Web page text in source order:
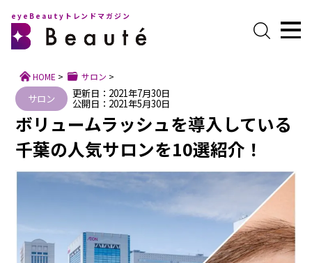
eyeBeautyトレンドマガジン
HOME > サロン >
サロン 更新日：2021年7月30日
公開日：2021年5月30日
ボリュームラッシュを導入している
千葉の人気サロンを10選紹介！